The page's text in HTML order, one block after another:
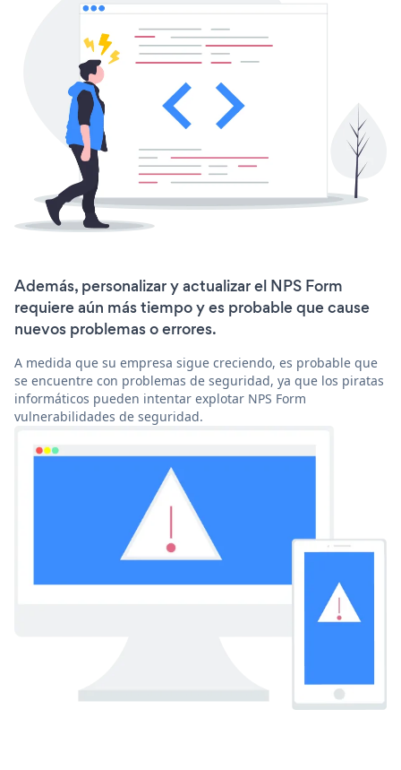
Además, personalizar y actualizar el NPS Form
requiere aún más tiempo y es probable que cause
nuevos problemas o errores.
A medida que su empresa sigue creciendo, es probable que
se encuentre con problemas de seguridad, ya que los piratas
informáticos pueden intentar explotar NPS Form
vulnerabilidades de seguridad.